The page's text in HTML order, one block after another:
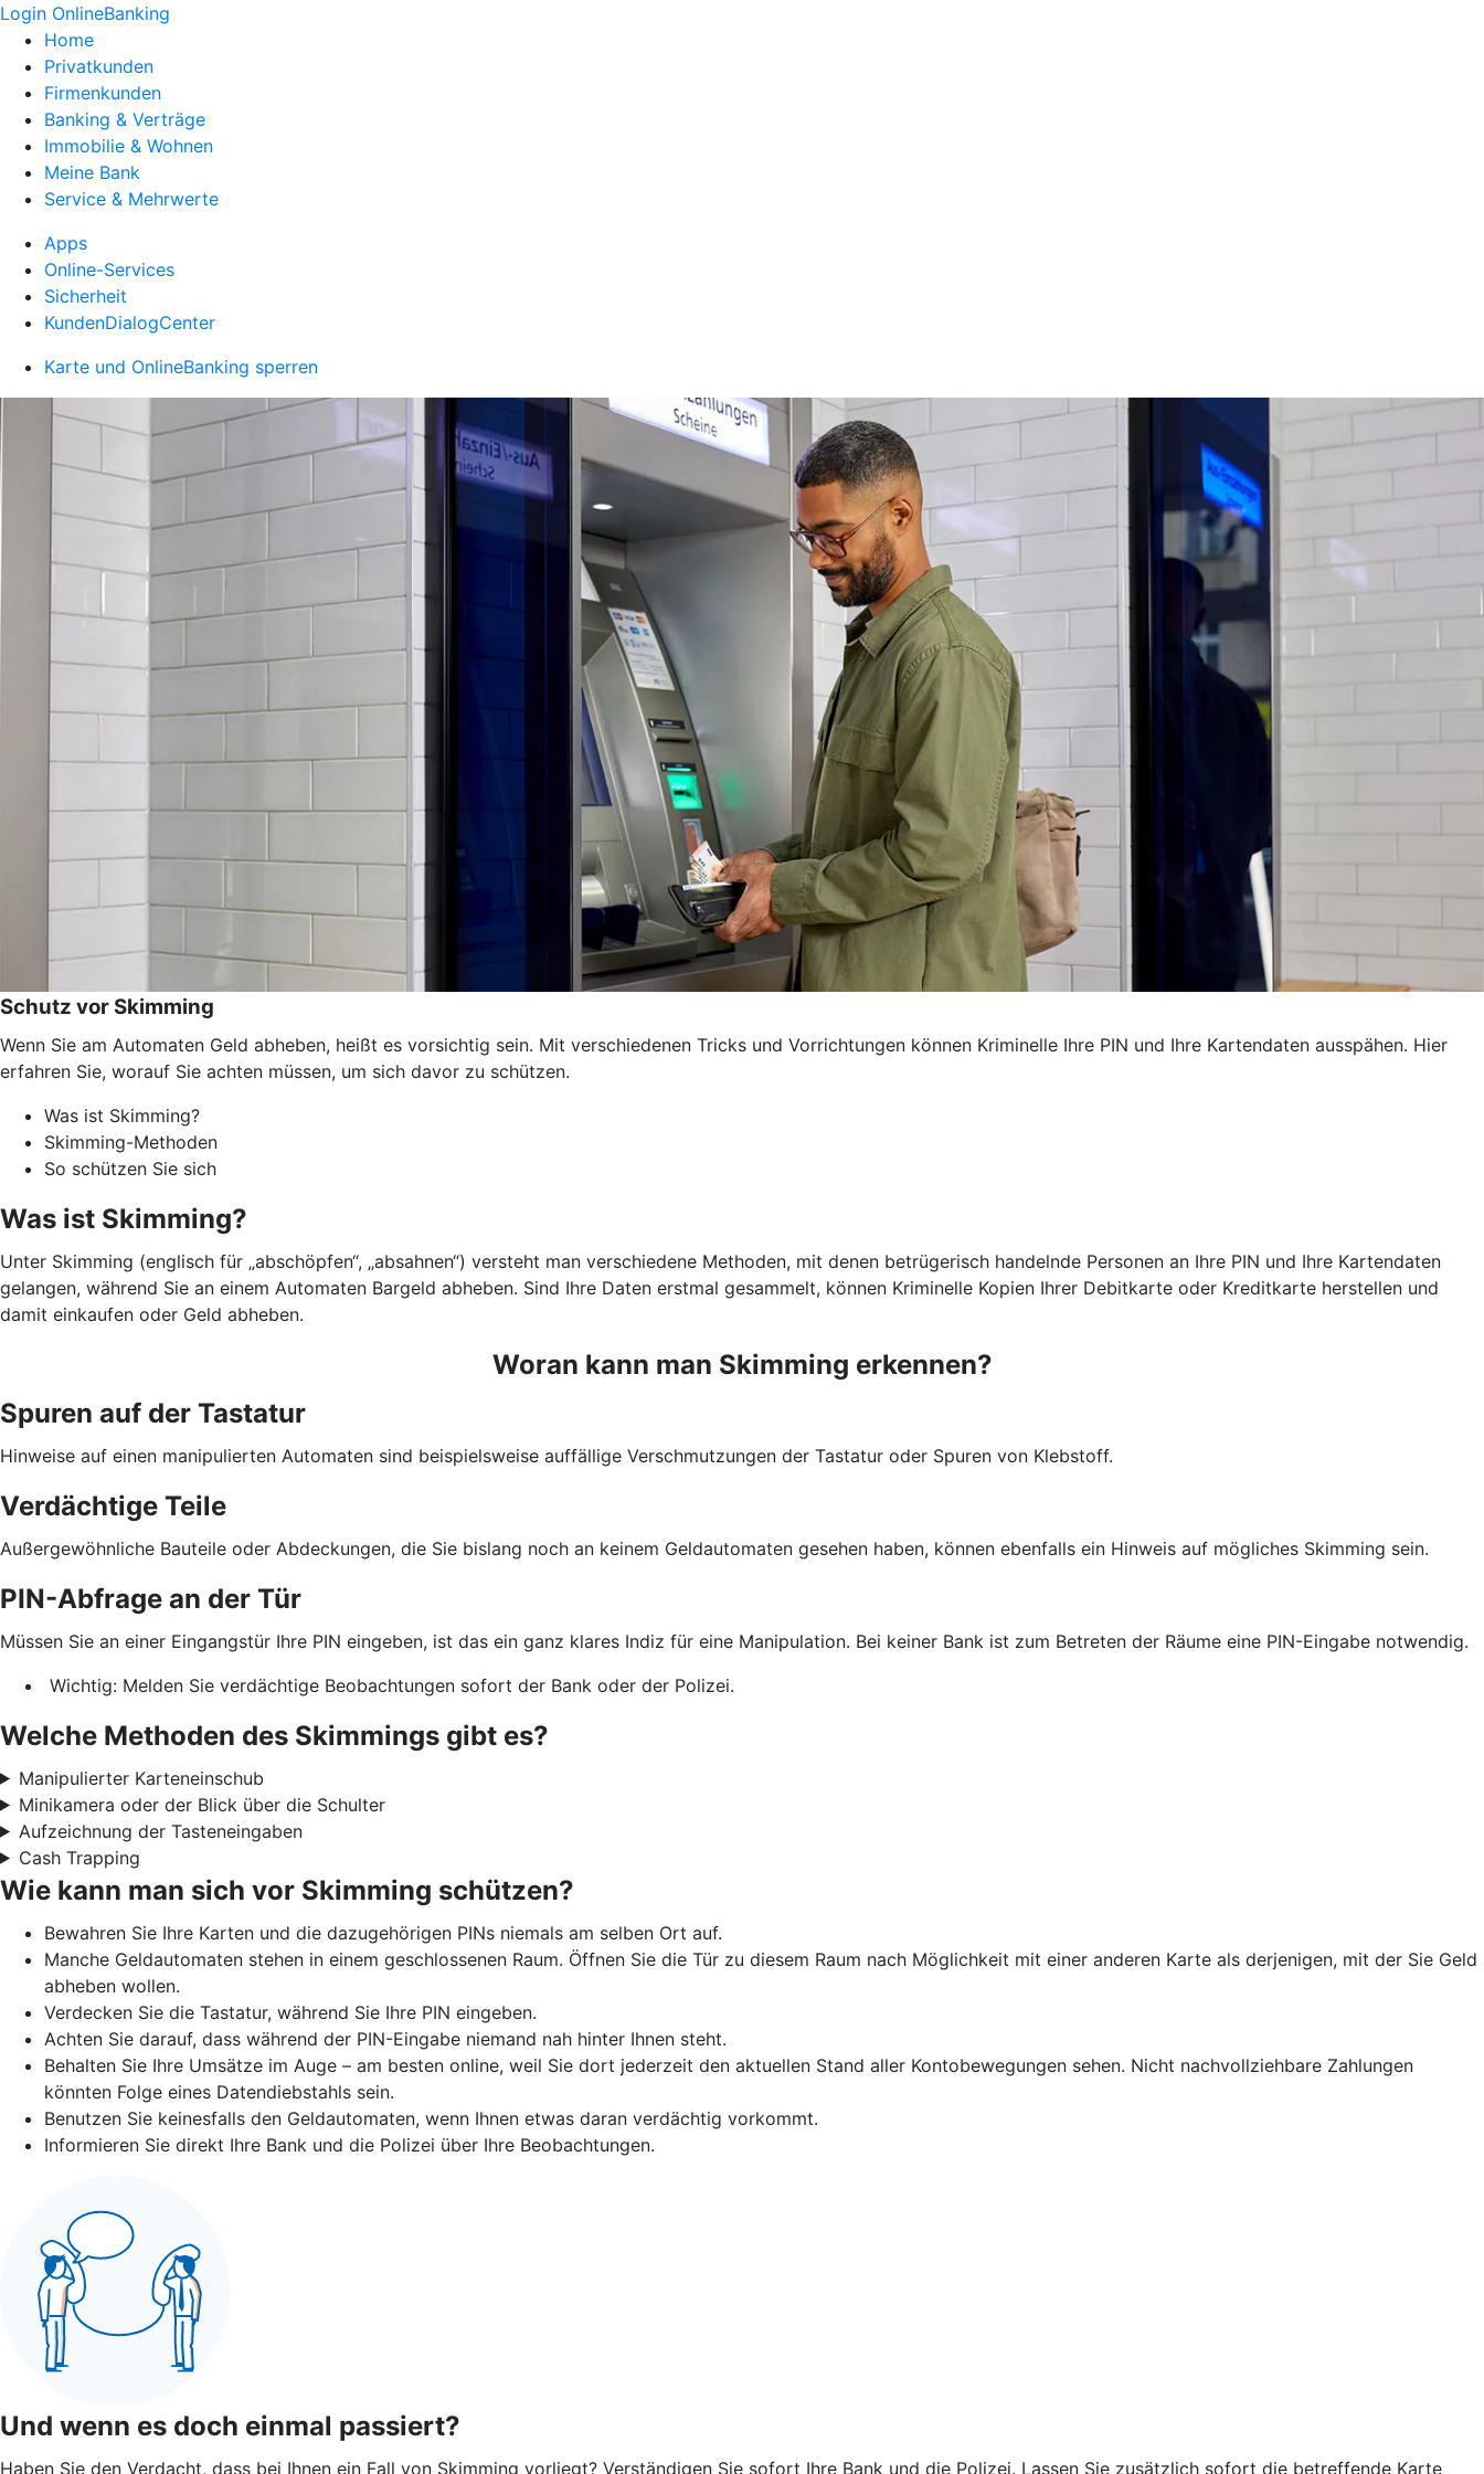
Login OnlineBanking
Home
Privatkunden
Firmenkunden
Banking & Verträge
Immobilie & Wohnen
Meine Bank
Service & Mehrwerte
Apps
Online-Services
Sicherheit
KundenDialogCenter
Karte und OnlineBanking sperren
Schutz vor Skimming
Wenn Sie am Automaten Geld abheben, heißt es vorsichtig sein. Mit verschiedenen Tricks und Vorrichtungen können Kriminelle Ihre PIN und Ihre Kartendaten ausspähen. Hier
erfahren Sie, worauf Sie achten müssen, um sich davor zu schützen.
Was ist Skimming?
Skimming-Methoden
So schützen Sie sich
Was ist Skimming?
Unter Skimming (englisch für „abschöpfen“, „absahnen“) versteht man verschiedene Methoden, mit denen betrügerisch handelnde Personen an Ihre PIN und Ihre Kartendaten
gelangen, während Sie an einem Automaten Bargeld abheben. Sind Ihre Daten erstmal gesammelt, können Kriminelle Kopien Ihrer Debitkarte oder Kreditkarte herstellen und
damit einkaufen oder Geld abheben.
Woran kann man Skimming erkennen?
Spuren auf der Tastatur
Hinweise auf einen manipulierten Automaten sind beispielsweise auffällige Verschmutzungen der Tastatur oder Spuren von Klebstoff.
Verdächtige Teile
Außergewöhnliche Bauteile oder Abdeckungen, die Sie bislang noch an keinem Geldautomaten gesehen haben, können ebenfalls ein Hinweis auf mögliches Skimming sein.
PIN-Abfrage an der Tür
Müssen Sie an einer Eingangstür Ihre PIN eingeben, ist das ein ganz klares Indiz für eine Manipulation. Bei keiner Bank ist zum Betreten der Räume eine PIN-Eingabe notwendig.
Wichtig: Melden Sie verdächtige Beobachtungen sofort der Bank oder der Polizei.
Welche Methoden des Skimmings gibt es?
Manipulierter Karteneinschub
Minikamera oder der Blick über die Schulter
Aufzeichnung der Tasteneingaben
Cash Trapping
Wie kann man sich vor Skimming schützen?
Bewahren Sie Ihre Karten und die dazugehörigen PINs niemals am selben Ort auf.
Manche Geldautomaten stehen in einem geschlossenen Raum. Öffnen Sie die Tür zu diesem Raum nach Möglichkeit mit einer anderen Karte als derjenigen, mit der Sie Geld
abheben wollen.
Verdecken Sie die Tastatur, während Sie Ihre PIN eingeben.
Achten Sie darauf, dass während der PIN-Eingabe niemand nah hinter Ihnen steht.
Behalten Sie Ihre Umsätze im Auge – am besten online, weil Sie dort jederzeit den aktuellen Stand aller Kontobewegungen sehen. Nicht nachvollziehbare Zahlungen
könnten Folge eines Datendiebstahls sein.
Benutzen Sie keinesfalls den Geldautomaten, wenn Ihnen etwas daran verdächtig vorkommt.
Informieren Sie direkt Ihre Bank und die Polizei über Ihre Beobachtungen.
Und wenn es doch einmal passiert?
Haben Sie den Verdacht, dass bei Ihnen ein Fall von Skimming vorliegt? Verständigen Sie sofort Ihre Bank und die Polizei. Lassen Sie zusätzlich sofort die betreffende Karte